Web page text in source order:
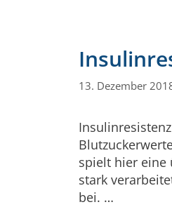
13. Dezember
spielt hier eine
stark
bei. …